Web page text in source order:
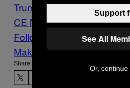
Trump
krieg Putin
CE News
Follow Us On Discover
Make Us Preferred In Top
Share:
Support
See All
Or, continue